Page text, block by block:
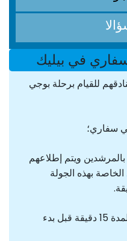
في بيليك
للقيام برحلة بوجي
سفاري؛
ويتم إطلاعهم
بهذه الجولة
سيتم إجراء اختبار قيادة لمدة 15 دقيقة قبل بدء